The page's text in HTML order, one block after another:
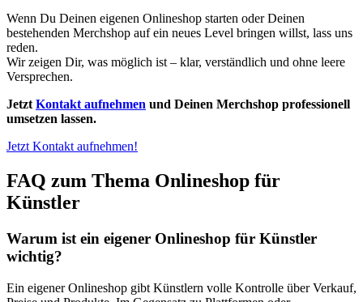
Wenn Du Deinen eigenen Onlineshop starten oder Deinen
bestehenden Merchshop auf ein neues Level bringen willst, lass uns
reden.
Wir zeigen Dir, was möglich ist – klar, verständlich und ohne leere
Versprechen.
Jetzt Kontakt aufnehmen und Deinen Merchshop professionell
umsetzen lassen.
Jetzt Kontakt aufnehmen!
FAQ zum Thema Onlineshop für
Künstler
Warum ist ein eigener Onlineshop für Künstler
wichtig?
Ein eigener Onlineshop gibt Künstlern volle Kontrolle über Verkauf,